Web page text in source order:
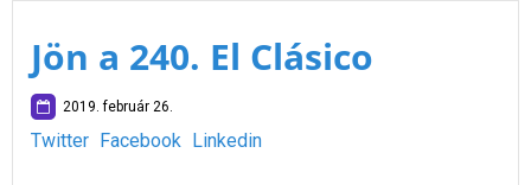
Jön a 240. El Clásico
2019. február 26.
Twitter Facebook Linkedin